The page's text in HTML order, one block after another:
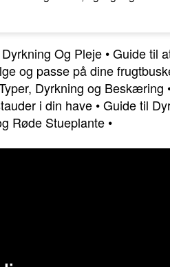
Og Pleje •Guide til
og passe på dine
Dyrkning og Beskæring
i din have •Guide til
Røde Stueplante •